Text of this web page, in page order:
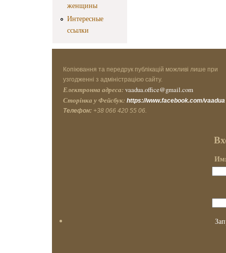
женщины
Интересные
ссылки
Копіювання та передрук публікацій можливі лише при
узгодженні з адміністрацією сайту.
Електронна адреса: vaadua.office@gmail.com
Сторінка у Фейсбук: https://www.facebook.com/vaadua
Телефон: +38 066 420 55 06.